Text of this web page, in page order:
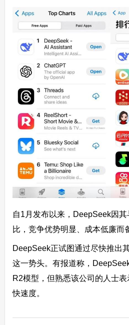
自1月发布以来，DeepSeek因
比，竞争优势明显、成本低廉而
DeepSeek正试图通过尽快推出
这一势头。有报道称，
R2模型，但熟悉该公司的人士
快速度。